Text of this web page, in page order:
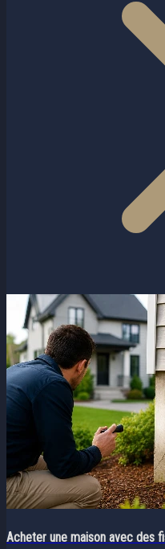
Acheter une maison avec des